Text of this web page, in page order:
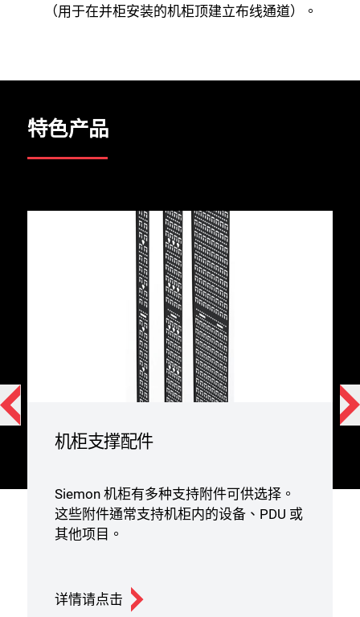
（用于在并柜安装的机柜顶建立布线通道）。
特色产品
机柜支撑配件
Siemon 机柜有多种支持附件可供选择。
这些附件通常支持机柜内的设备、PDU 或
其他项目。
详情请点击